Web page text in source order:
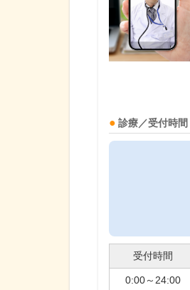
診療／受付時間
受付時間
0:00～24:00